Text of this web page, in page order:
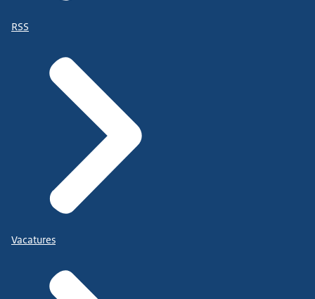
RSS
Vacatures